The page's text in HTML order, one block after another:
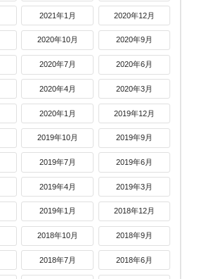
2021年1月 2020年12月
2020年10月 2020年9月
2020年7月 2020年6月
2020年4月 2020年3月
2020年1月 2019年12月
2019年10月 2019年9月
2019年7月 2019年6月
2019年4月 2019年3月
2019年1月 2018年12月
2018年10月 2018年9月
2018年7月 2018年6月